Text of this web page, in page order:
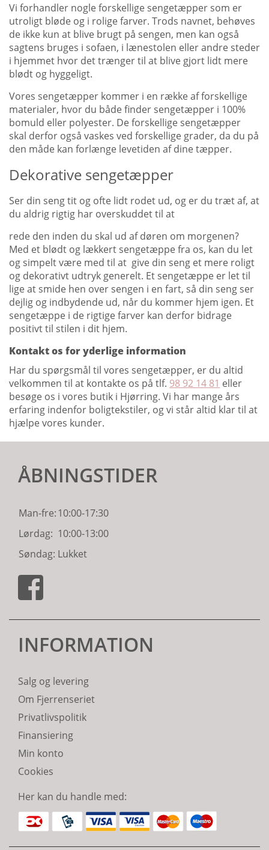
Vi forhandler nogle forskellige sengetæpper som er
utroligt bløde og i rolige farver. Trods navnet, behøves
de ikke kun at blive brugt på sengen, men kan også
sagtens bruges i sofaen, i lænestolen eller andre steder
i hjemmet hvor det trænger til at blive gjort lidt mere
blødt og hyggeligt.
Vores sengetæpper kommer i en række af forskellige
materialer, hvor du både finder sengetæpper i 100%
bomuld eller polyester. De forskellige sengetæpper
skal derfor også vaskes ved forskellige grader, da du på
den måde kan forlænge levetiden af dine tæpper.
Dekorative sengetæpper
Ser din seng tit og ofte lidt rodet ud, og er du træt af, at
du aldrig rigtig har overskuddet til at
rede den inden du skal ud af døren om morgenen?
Med et blødt og lækkert sengetæppe fra os, kan du let
og simpelt være med til at give din seng et mere roligt
og dekorativt udtryk generelt. Et sengetæppe er let til
lige at smide hen over sengen i en fart, så din seng ser
dejlig og indbydende ud, når du kommer hjem igen. Et
sengetæppe i de rigtige farver kan derfor bidrage
positivt til stilen i dit hjem.
Kontakt os for yderlige information
Har du spørgsmål til vores sengetæpper, er du altid
velkommen til at kontakte os på tlf. 98 92 14 81 eller
besøge os i vores butik i Hjørring. Vi har mange års
erfaring indenfor boligtekstiler, og vi står altid klar til at
hjælpe vores kunder.
ÅBNINGSTIDER
Man-fre:10:00-17:30
Lørdag: 10:00-13:00
Søndag: Lukket
INFORMATION
Salg og levering
Om Fjerrenseriet
Privatlivspolitik
Finansiering
Min konto
Cookies
Her kan du handle med: